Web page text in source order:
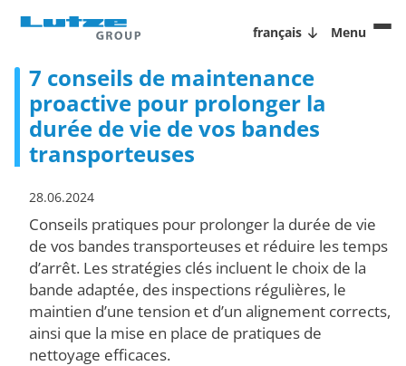
français Menu
7 conseils de maintenance
proactive pour prolonger la
durée de vie de vos bandes
transporteuses
28.06.2024
Conseils pratiques pour prolonger la durée de vie
de vos bandes transporteuses et réduire les temps
d’arrêt. Les stratégies clés incluent le choix de la
bande adaptée, des inspections régulières, le
maintien d’une tension et d’un alignement corrects,
ainsi que la mise en place de pratiques de
nettoyage efficaces.